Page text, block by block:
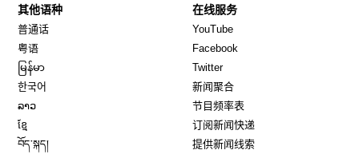
其他语种
普通话
粤语
မြန်မာ
한국어
ລາວ
ខ្មែ
བོད་སྐད།
在线服务
YouTube
Facebook
TwitterOpens in new window
新闻聚合
节目频率表
订阅新闻快递
提供新闻线索